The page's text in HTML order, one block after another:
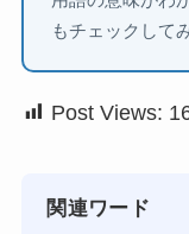
もチェックして
Post Views:
関連ワード